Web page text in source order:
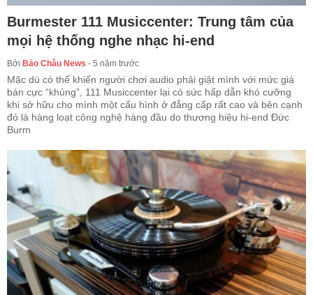
Burmester 111 Musiccenter: Trung tâm của
mọi hệ thống nghe nhạc hi-end
Bởi Bảo Châu News - 5 năm trước
Mặc dù có thể khiến người chơi audio phải giật mình với mức giá
bán cực “khủng”, 111 Musiccenter lại có sức hấp dẫn khó cưỡng
khi sở hữu cho mình một cấu hình ở đẳng cấp rất cao và bên cạnh
đó là hàng loạt công nghệ hàng đầu do thương hiệu hi-end Đức
Burm